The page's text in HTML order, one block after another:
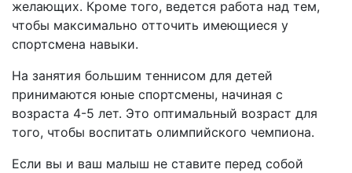
желающих. Кроме того, ведется работа над тем,
чтобы максимально отточить имеющиеся у
спортсмена навыки.
На занятия большим теннисом для детей
принимаются юные спортсмены, начиная с
возраста 4-5 лет. Это оптимальный возраст для
того, чтобы воспитать олимпийского чемпиона.
Если вы и ваш малыш не ставите перед собой